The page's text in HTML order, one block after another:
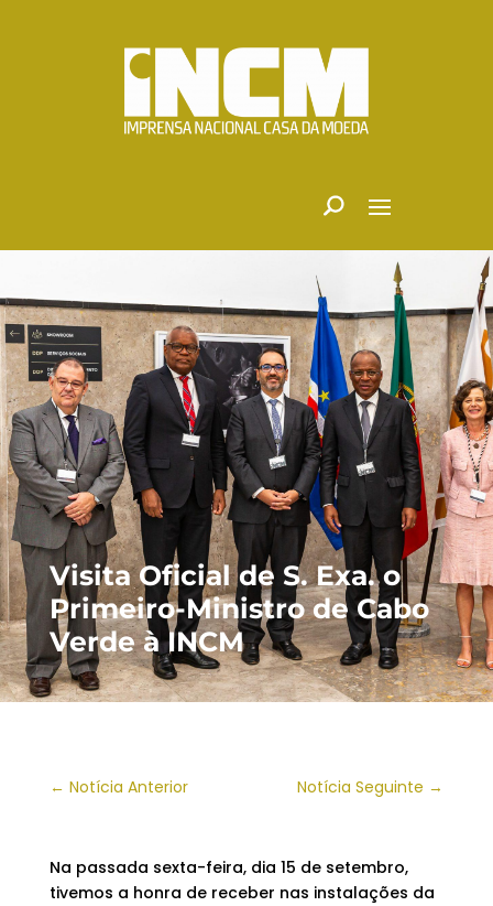
Visita Oficial de S. Exa. o
Primeiro-Ministro de Cabo
Verde à INCM
← Notícia Anterior Notícia Seguinte →
Na passada sexta-feira, dia 15 de setembro,
tivemos a honra de receber nas instalações da